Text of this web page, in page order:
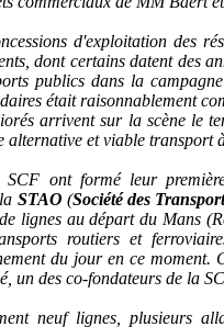
d'exploitation des
dont certains datent des
publics dans la
était raisonnablement
arrivent sur la scène le
alternative et viable transport
ont formé leur
STAO (Société des
lignes au départ du Mans
routiers et
du jour en ce moment.
é, un des co-fondateurs de la
neuf lignes, plusieurs